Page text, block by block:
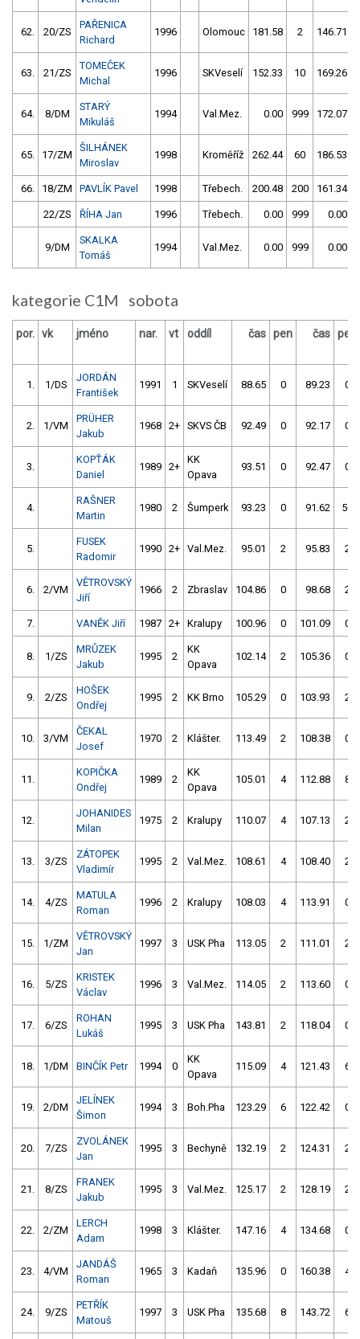
62. 20/ZS
PAŘENICA
Richard
1996 Olomouc 181.58 2 146.71
63. 21/ZS
TOMEČEK
Michal
1996 SKVeselí 152.33 10 169.26
64. 8/DM
STARÝ
Mikuláš
1994 Val.Mez. 0.00 999 172.07
65. 17/ZM
ŠILHÁNEK
Miroslav
1998 Kroměříž 262.44 60 186.53
66. 18/ZM PAVLÍK Pavel 1998 Třebech. 200.48 200 161.34
22/ZS ŘÍHA Jan 1996 Třebech. 0.00 999 0.00
9/DM
SKALKA
Tomáš
1994 Val.Mez. 0.00 999 0.00
kategorie C1M sobota
por. vk jméno nar. vt oddíl čas pen čas pen
1. 1/DS
JORDÁN
František
1991 1 SKVeselí 88.65 0 89.23 0
2. 1/VM
PRÜHER
Jakub
1968 2+ SKVS ČB 92.49 0 92.17 0
3.
KOPŤÁK
Daniel
1989 2+
KK
Opava
93.51 0 92.47 0
4.
RAŠNER
Martin
1980 2 Šumperk 93.23 0 91.62 50
5.
FUSEK
Radomir
1990 2+ Val.Mez. 95.01 2 95.83 2
6. 2/VM
VĚTROVSKÝ
Jiří
1966 2 Zbraslav 104.86 0 98.68 2
7. VANĚK Jiří 1987 2+ Kralupy 100.96 0 101.09 0
8. 1/ZS
MRŮZEK
Jakub
1995 2
KK
Opava
102.14 2 105.36 0
9. 2/ZS
HOŠEK
Ondřej
1995 2 KK Brno 105.29 0 103.93 2
10. 3/VM
ČEKAL
Josef
1970 2 Klášter. 113.49 2 108.38 0
11.
KOPIČKA
Ondřej
1989 2
KK
Opava
105.01 4 112.88 8
12.
JOHANIDES
Milan
1975 2 Kralupy 110.07 4 107.13 2
13. 3/ZS
ZÁTOPEK
Vladimír
1995 2 Val.Mez. 108.61 4 108.40 2
14. 4/ZS
MATULA
Roman
1996 2 Kralupy 108.03 4 113.91 0
15. 1/ZM
VĚTROVSKÝ
Jan
1997 3 USK Pha 113.05 2 111.01 2
16. 5/ZS
KRISTEK
Václav
1996 3 Val.Mez. 114.05 2 113.60 0
17. 6/ZS
ROHAN
Lukáš
1995 3 USK Pha 143.81 2 118.04 0
18. 1/DM BINČÍK Petr 1994 0
KK
Opava
115.09 4 121.43 6
19. 2/DM
JELÍNEK
Šimon
1994 3 Boh.Pha 123.29 6 122.42 0
20. 7/ZS
ZVOLÁNEK
Jan
1995 3 Bechyně 132.19 2 124.31 2
21. 8/ZS
FRANEK
Jakub
1995 3 Val.Mez. 125.17 2 128.19 2
22. 2/ZM
LERCH
Adam
1998 3 Klášter. 147.16 4 134.68 0
23. 4/VM
JANDÁŠ
Roman
1965 3 Kadaň 135.96 0 160.38 4
24. 9/ZS
PETŘÍK
Matouš
1997 3 USK Pha 135.68 8 143.72 6